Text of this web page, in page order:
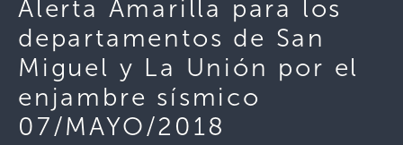
Alerta Amarilla para los
departamentos de San
Miguel y La Unión por el
enjambre sísmico
07/MAYO/2018